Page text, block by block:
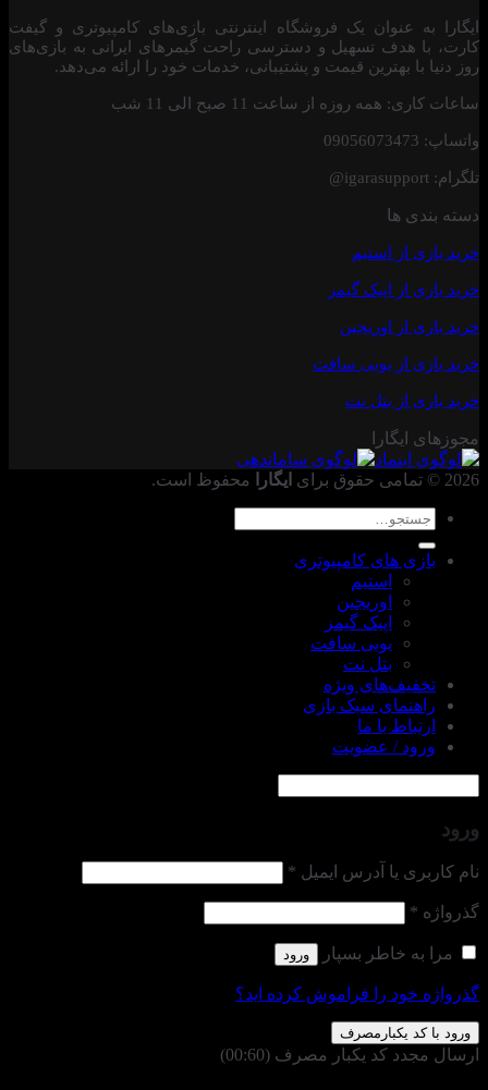
ایگارا به عنوان یک فروشگاه اینترنتی بازی‌های کامپیوتری و گیفت
کارت، با هدف تسهیل و دسترسی راحت گیمرهای ایرانی به بازی‌های
روز دنیا با بهترین قیمت و پشتیبانی، خدمات خود را ارائه می‌دهد.
ساعات کاری: همه روزه از ساعت 11 صبح الی 11 شب
واتساپ: 09056073473
تلگرام: igarasupport@
دسته بندی ها
خرید بازی از استیم
خرید بازی از اپیک گیمز
خرید بازی از اوریجین
خرید بازی از یوبی سافت
خرید بازی از بتل نت
مجوزهای ایگارا
2026 © تمامی حقوق برای ایگارا
محفوظ است.
جستجو
بازی های کامپیوتری
استیم
اوریجین
اپیک گیمز
یوبی سافت
بتل نت
تخفیف‌های ویژه
راهنمای سبک بازی
ارتباط با ما
ورود / عضویت
ورود
نام کاربری یا آدرس ایمیل *
گذرواژه *
مرا به خاطر بسپار ورود
گذرواژه خود را فراموش کرده اید؟
ورود با کد یکبارمصرف
ارسال مجدد کد یکبار مصرف (00:
60
)